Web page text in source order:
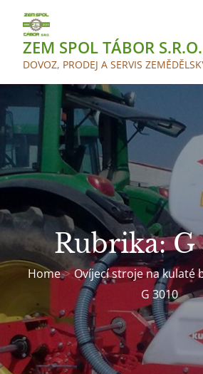
contentZEM SPOL TÁBOR S.R.O.
DOVOZ, PRODEJ A SERVIS
Rubrika:G
Home Ovíjecí stroje na kulaté
G 3010